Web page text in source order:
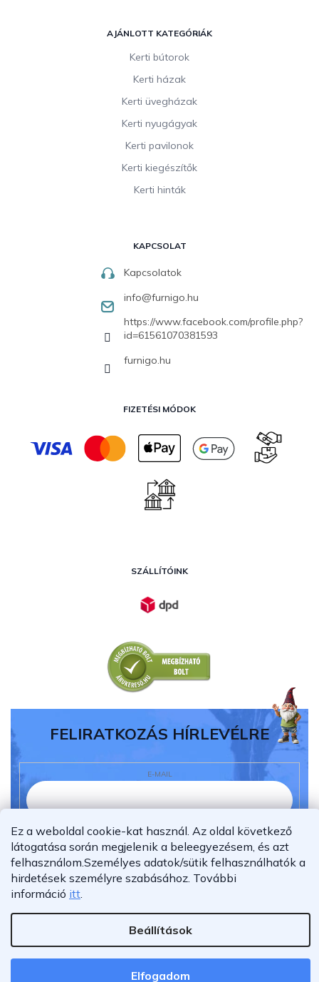
Ez a weboldal cookie-kat használ. Az oldal következő
látogatása során megjelenik a beleegyezésem, és azt
felhasználom.Személyes adatok/sütik felhasználhatók a
hirdetések személyre szabásához. További
információ itt.
Beállítások
Elfogadom
AJÁNLOTT KATEGÓRIÁK
Kerti bútorok
Kerti házak
Kerti üvegházak
Kerti nyugágyak
Kerti pavilonok
Kerti kiegészítők
Kerti hinták
KAPCSOLAT
Kapcsolatok
info@furnigo.hu
https://www.facebook.com/profile.php?
id=61561070381593
furnigo.hu
FIZETÉSI MÓDOK
SZÁLLÍTÓINK
FELIRATKOZÁS HÍRLEVÉLRE
E-MAIL
Elolvastam és megértettem azadatvédelmi
nyilatkozatot.
Feliratkozás
Shoptet Premium készítette